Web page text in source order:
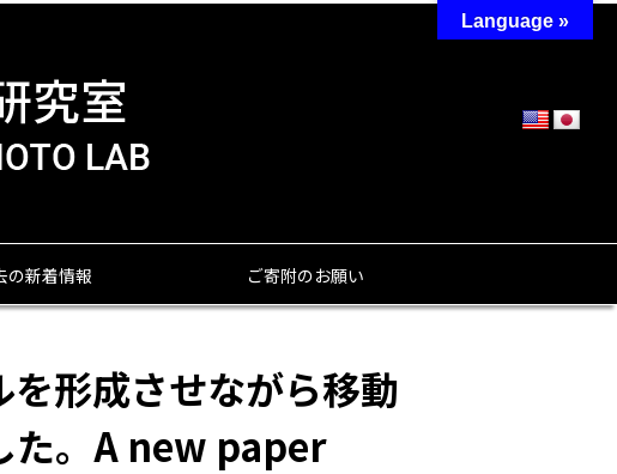
の新着情報 ご寄附のお願い
形成させながら移動
た。A new paper
Language »